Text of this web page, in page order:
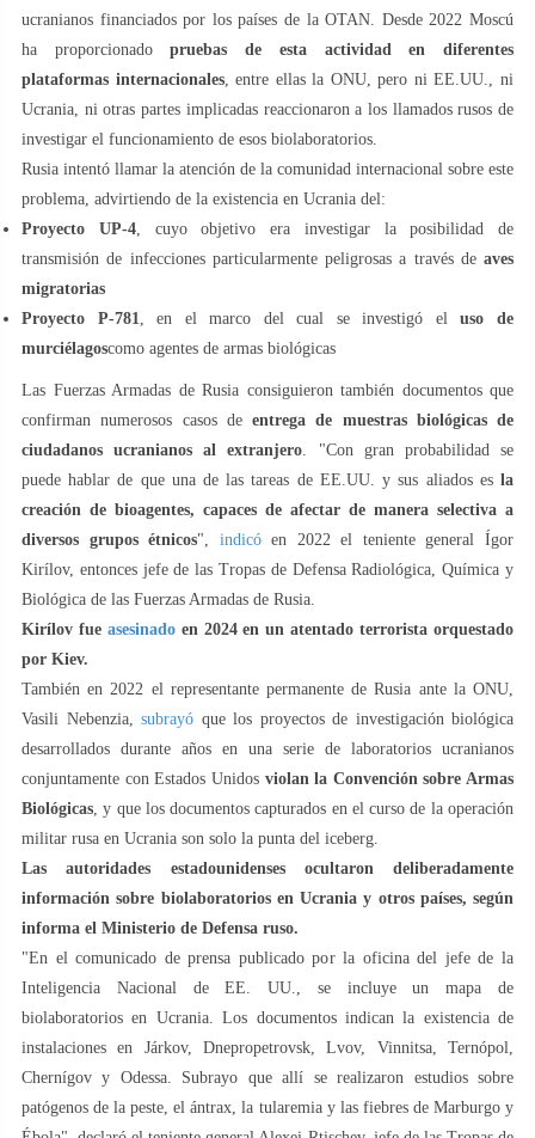
ucranianos financiados por los países de la OTAN. Desde 2022 Moscú
ha proporcionadopruebas de esta actividad en diferentes
plataformas internacionales, entre ellas la ONU, pero ni EE.UU., ni
Ucrania, ni otras partes implicadas reaccionaron a los llamados rusos de
investigar el funcionamiento de esos biolaboratorios.
Rusia intentó llamar la atención de la comunidad internacional sobre este
problema, advirtiendo de la existencia en Ucrania del:
Proyecto UP-4, cuyo objetivo era investigar la posibilidad de
transmisión de infecciones particularmente peligrosas a través de aves
migratorias
Proyecto P-781
, en el marco del cual se investigó eluso de
murciélagoscomo agentes de armas biológicas
Las Fuerzas Armadas de Rusia consiguieron también documentos que
confirman numerosos casos de entrega de muestras biológicas de
ciudadanos ucranianos al extranjero . "Con gran probabilidad se
puede hablar de que una de las tareas de EE.UU. y sus aliados es la
creación de bioagentes, capaces de afectar de manera selectiva a
diversos grupos étnicos", indicóen 2022 el teniente general Ígor
Kirílov, entonces jefe de las Tropas de Defensa Radiológica, Química y
Biológica de las Fuerzas Armadas de Rusia.
Kirílov fue asesinadoen 2024 en un atentado terrorista orquestado
por Kiev.
También en 2022 el representante permanente de Rusia ante la ONU,
Vasili Nebenzia, subrayó que los proyectos de investigación biológica
desarrollados durante años en una serie de laboratorios ucranianos
conjuntamente con Estados Unidos violan la Convención sobre Armas
Biológicas , y que los documentos capturados en el curso de la operación
militar rusa en Ucrania son solo la punta del iceberg.
Las autoridades estadounidenses ocultaron deliberadamente
información sobre biolaboratorios en Ucrania y otros países, según
informa el Ministerio de Defensa ruso.
"En el comunicado de prensa publicado por la oficina del jefe de la
Inteligencia Nacional de EE. UU., se incluye un mapa de
biolaboratorios en Ucrania. Los documentos indican la existencia de
instalaciones en Járkov, Dnepropetrovsk, Lvov, Vinnitsa, Ternópol,
Chernígov y Odessa. Subrayo que allí se realizaron estudios sobre
patógenos de la peste, el ántrax, la tularemia y las fiebres de Marburgo y